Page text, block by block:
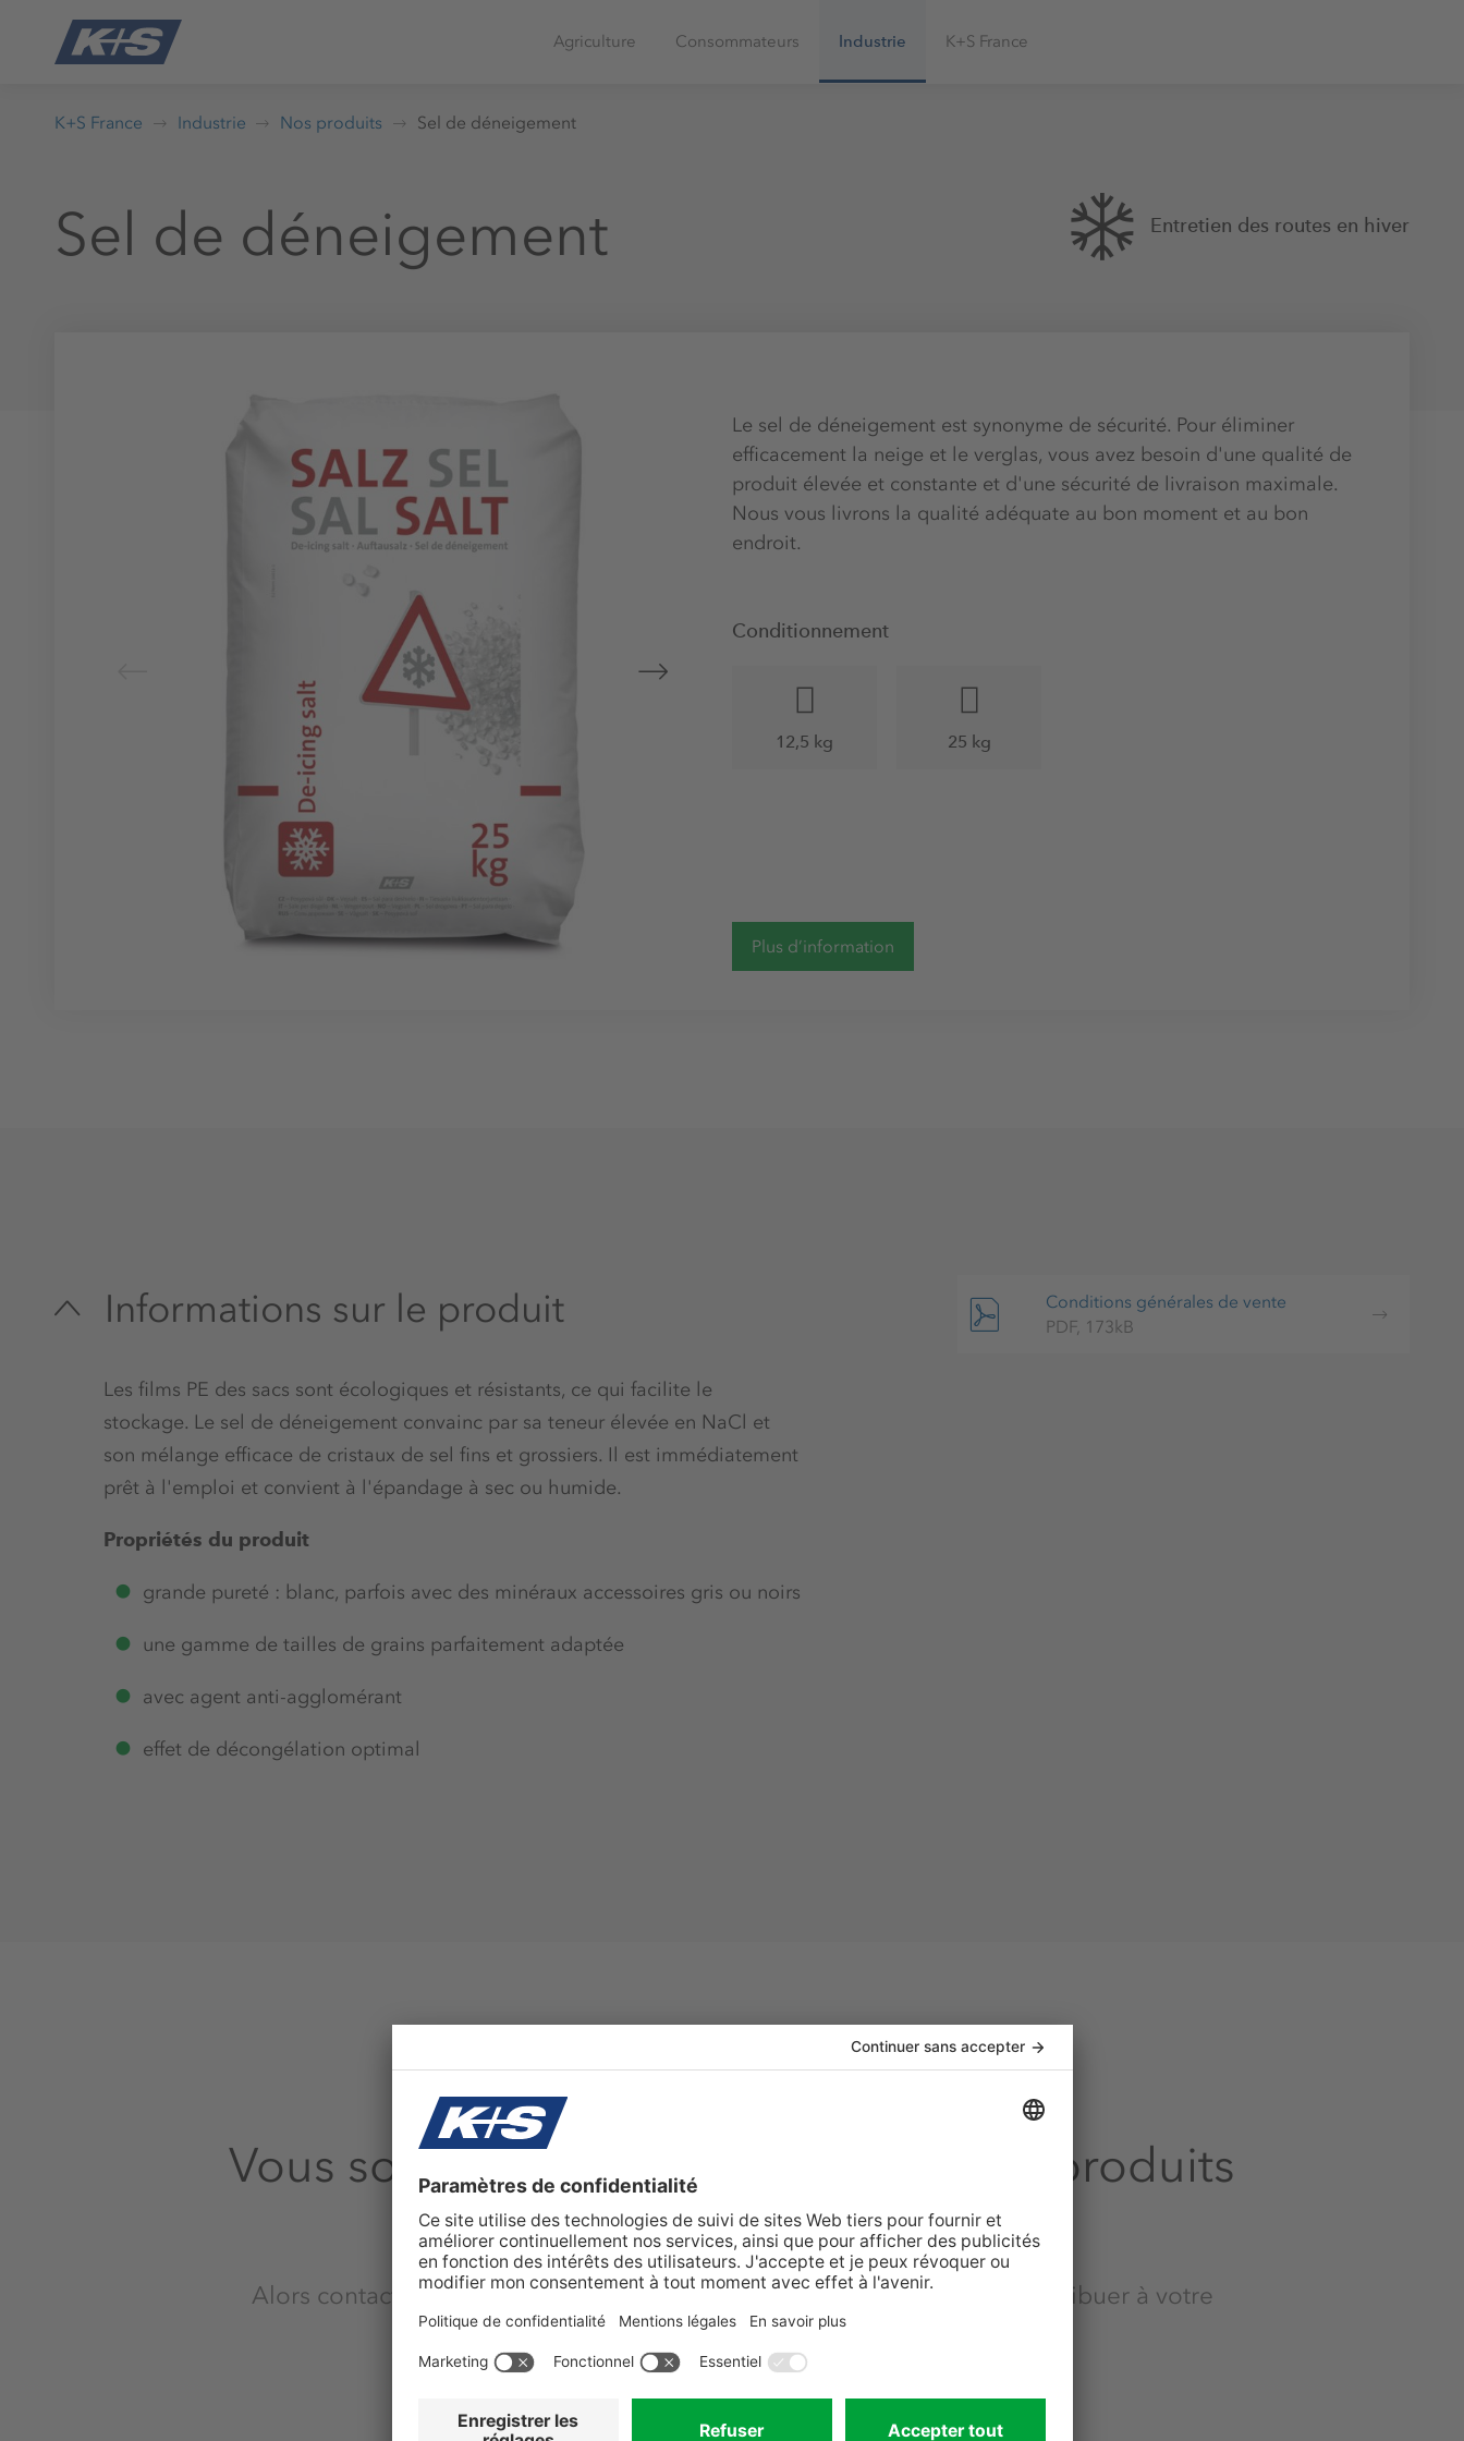
Agriculture Consommateurs Industrie K+S France
K+S France Industrie Nos produits Sel de déneigement
Sel de déneigement Entretien des routes en hiver
Le sel de déneigement est synonyme de sécurité. Pour éliminer
efficacement la neige et le verglas, vous avez besoin d'une qualité de
produit élevée et constante et d'une sécurité de livraison maximale.
Nous vous livrons la qualité adéquate au bon moment et au bon
endroit.
Conditionnement
12,5 kg 25 kg
Plus d’information
Informations sur le produit
Les films PE des sacs sont écologiques et résistants, ce qui facilite le
stockage. Le sel de déneigement convainc par sa teneur élevée en NaCl et
son mélange efficace de cristaux de sel fins et grossiers. Il est immédiatement
prêt à l'emploi et convient à l'épandage à sec ou humide.
Propriétés du produit
grande pureté : blanc, parfois avec des minéraux accessoires gris ou noirs
une gamme de tailles de grains parfaitement adaptée
avec agent anti-agglomérant
effet de décongélation optimal
Conditions générales de vente
PDF, 173kB
Vous souhaitez en savoir plus sur nos produits
?
Alors contactez-nous et découvrez comment nos minéraux peuvent contribuer à votre
production.